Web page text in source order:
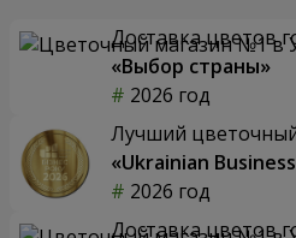
Доставка цветов
«Выбор страны»
2026 год
Лучший
«Ukrainian
2026 год
Доставка цветов